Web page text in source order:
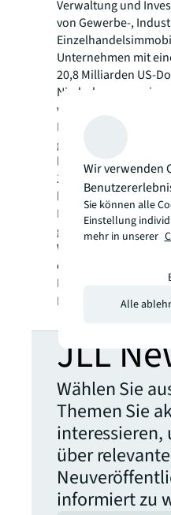
Verwaltung und
von Gewerbe-,
Unternehmen mit
20,8 Milliarden US-
Niederlassungen in
weltweit bieten
Mitarbeiter die
globalen Plattform in
lokaler Expertise.
Ziel, die Zukunft von
bessere Welt zu
Kunden,
getreu unserem
WAY“. JLL ist der
eingetragenes
Lang LaSalle
Informationen finden
JLL
Wählen Sie
Themen Sie
interessieren,
über relevante
informiert zu
Wir verwenden
Sie können alle
Einstellung
mehr in unserer
Alle